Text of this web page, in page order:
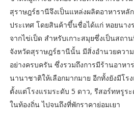
สุราษฎร์ธานีจึงเป็นแหล่งผลิตอาหารหลั
ประเทศ โดยสินค้าขึ้นชื่อได้แก่ หอยนาง
จากไข่เป็ด สำหรับเกาะสมุยซึ่งเป็นสถา
จังหวัดสุราษฎร์ธานีนั้น มีสิ่งอำนวยควา
อย่างครบครัน ซึ่งรวมถึงการมีร้านอาหา
นานาชาติให้เลือกมากมาย อีกทั้งยังมีโ
ตั้งแต่โรงแรมระดับ 5 ดาว, รีสอร์ทหรูร
ในท้องถิ่น ไปจนถึงที่พักราคาย่อมเยา